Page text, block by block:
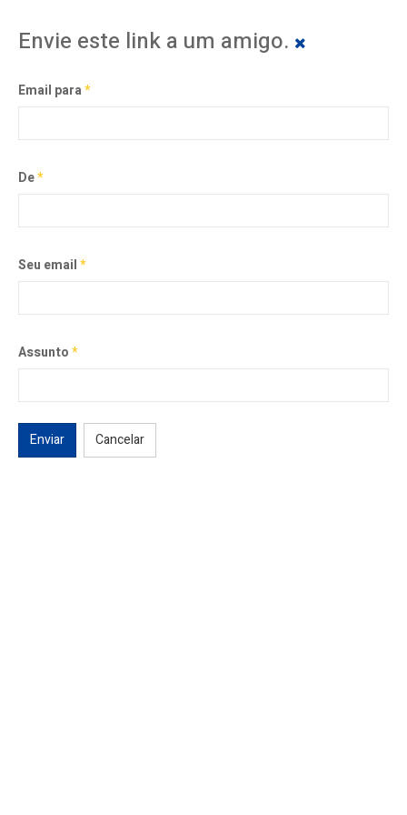
Envie este link a um amigo.
Email para*
De*
Seu email*
Assunto*
Enviar Cancelar